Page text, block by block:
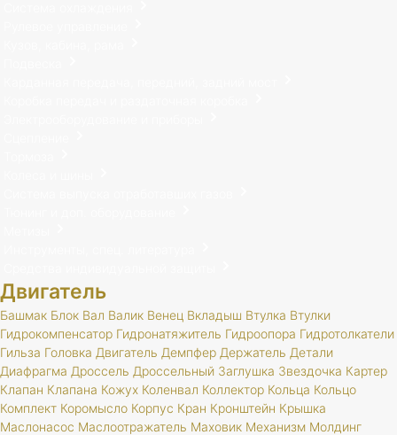
Двигатель
Башмак Блок Вал Валик Венец Вкладыш Втулка Втулки
Гидрокомпенсатор Гидронатяжитель Гидроопора Гидротолкатели
Гильза Головка Двигатель Демпфер Держатель Детали
Диафрагма Дроссель Дроссельный Заглушка Звездочка Картер
Клапан Клапана Кожух Коленвал Коллектор Кольца Кольцо
Комплект Коромысло Корпус Кран Кронштейн Крышка
Маслонасос Маслоотражатель Маховик Механизм Молдинг